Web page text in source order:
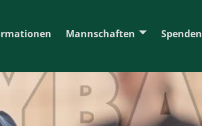
Mannschaften Spenden